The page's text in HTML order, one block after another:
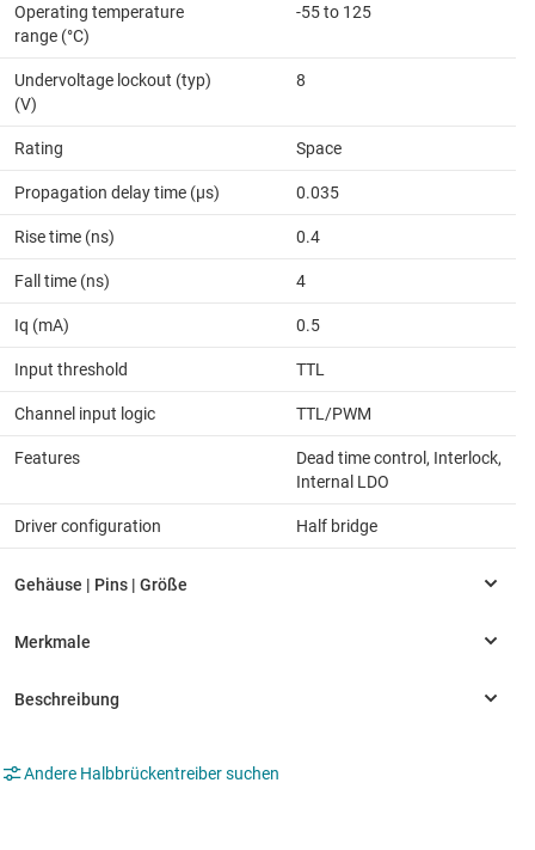
Operating temperature
range (°C)
-55 to 125
Undervoltage lockout (typ)
(V)
8
Rating Space
Propagation delay time (µs) 0.035
Rise time (ns) 0.4
Fall time (ns) 4
Iq (mA) 0.5
Input threshold TTL
Channel input logic TTL/PWM
Features
Dead time control, Interlock,
Internal LDO
Driver configuration Half bridge
Andere Halbbrückentreiber suchen